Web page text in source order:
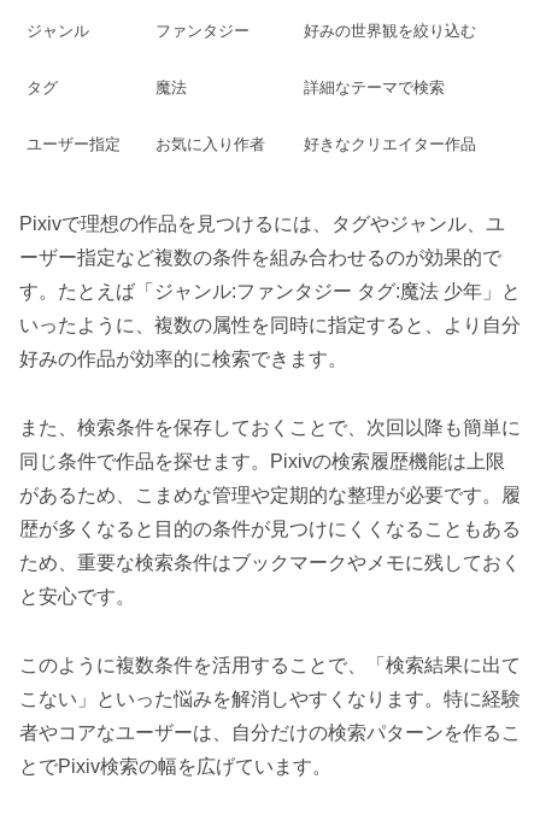
ジャンル ファンタジー 好みの世界観を絞り込む
タグ 魔法 詳細なテーマで検索
ユーザー指定 お気に入り作者 好きなクリエイター作品
Pixivで理想の作品を見つけるには、タグやジャンル、ユ
ーザー指定など複数の条件を組み合わせるのが効果的で
す。たとえば「ジャンル:ファンタジー タグ:魔法 少年」と
いったように、複数の属性を同時に指定すると、より自分
好みの作品が効率的に検索できます。
また、検索条件を保存しておくことで、次回以降も簡単に
同じ条件で作品を探せます。Pixivの検索履歴機能は上限
があるため、こまめな管理や定期的な整理が必要です。履
歴が多くなると目的の条件が見つけにくくなることもある
ため、重要な検索条件はブックマークやメモに残しておく
と安心です。
このように複数条件を活用することで、「検索結果に出て
こない」といった悩みを解消しやすくなります。特に経験
者やコアなユーザーは、自分だけの検索パターンを作るこ
とでPixiv検索の幅を広げています。